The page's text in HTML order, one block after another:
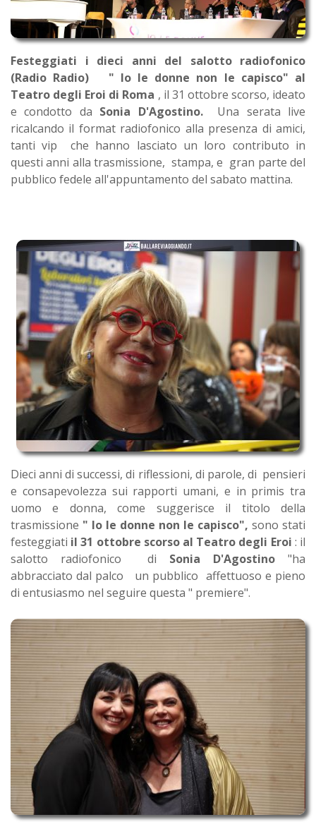
Festeggiati i dieci anni del salotto radiofonico
(Radio Radio) " Io le donne non le capisco" al
Teatro degli Eroi di Roma , il 31 ottobre scorso, ideato
e condotto da Sonia D'Agostino.Una serata live
ricalcando il format radiofonico alla presenza di amici,
tanti vip che hanno lasciato un loro contributo in
questi anni alla trasmissione, stampa, e gran parte del
pubblico fedele all'appuntamento del sabato mattina.
Dieci anni di successi, di riflessioni, di parole, di pensieri
e consapevolezza sui rapporti umani, e in primis tra
uomo e donna, come suggerisce il titolo della
trasmissione " Io le donne non le capisco", sono stati
festeggiati il 31 ottobre scorso al Teatro degli Eroi : il
salotto radiofonico di Sonia D'Agostino"ha
abbracciato dal palco un pubblico affettuoso e pieno
di entusiasmo nel seguire questa " premiere".